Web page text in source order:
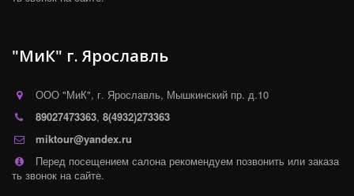
"МиК" г. Ярославль
ООО "МиК", г. Ярославль, Мышкинский пр. д.10
89027473363, 8(4932)273363
miktour@yandex.ru
Перед посещением салона рекомендуем позвонить или заказа
ть звонок на сайте.